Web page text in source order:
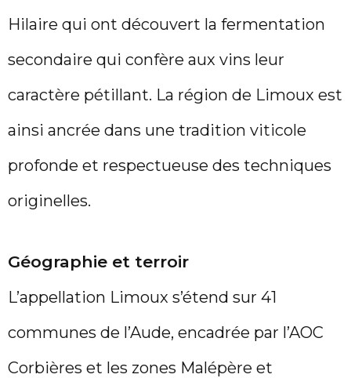
Hilaire qui ont découvert la fermentation
secondaire qui confère aux vins leur
caractère pétillant. La région de Limoux est
ainsi ancrée dans une tradition viticole
profonde et respectueuse des techniques
originelles.
Géographie et terroir
L’appellation Limoux s’étend sur 41
communes de l’Aude, encadrée par l’AOC
Corbières et les zones Malépère et